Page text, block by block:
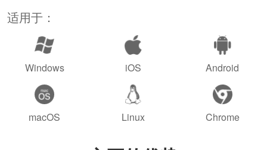
适用于：
Windows iOS Android
macOS Linux Chrome